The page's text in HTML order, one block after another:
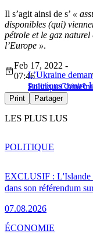
Il s’agit ainsi de s’ «
disponibles (qui)
pétrole et le gaz naturel
l’Europe ».
L’Ukraine
sanctions contre
Feb 17, 2022 -
07:46
PolitiqueChine
Print Partager
LES PLUS LUS
EXCLUSIF : L'Islande
dans son référendum
07.08.2026
POLITIQUE
ÉCONOMIE